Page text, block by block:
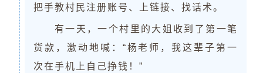
把手教村民注册账号、上链接、找话术。
有一天，一个村里的大姐收到了第一笔
货款，激动地喊：“杨老师，我这辈子第一
次在手机上自己挣钱！”